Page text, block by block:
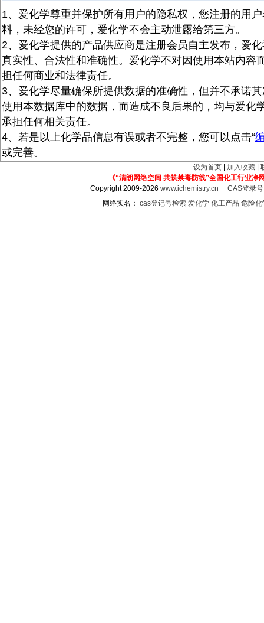
1、爱化学尊重并保护所有用户的隐私权，您注册的用
料，未经您的许可，爱化学不会主动泄露给第三方。
2、爱化学提供的产品供应商是注册会员自主发布，爱
真实性、合法性和准确性。爱化学不对因使用本站内容
担任何商业和法律责任。
3、爱化学尽量确保所提供数据的准确性，但并不承诺
使用本数据库中的数据，而造成不良后果的，均与爱化
承担任何相关责任。
4、若是以上化学品信息有误或者不完整，您可以点击“
或完善。
设为首页 加入收藏
《“清朗网络空间 共筑禁毒防线”全国化工行业净
Copyright 2009-2026www.ichemistry.cn
CAS登录
网络实名： cas登记号检索 爱化学 化工产品 危险化